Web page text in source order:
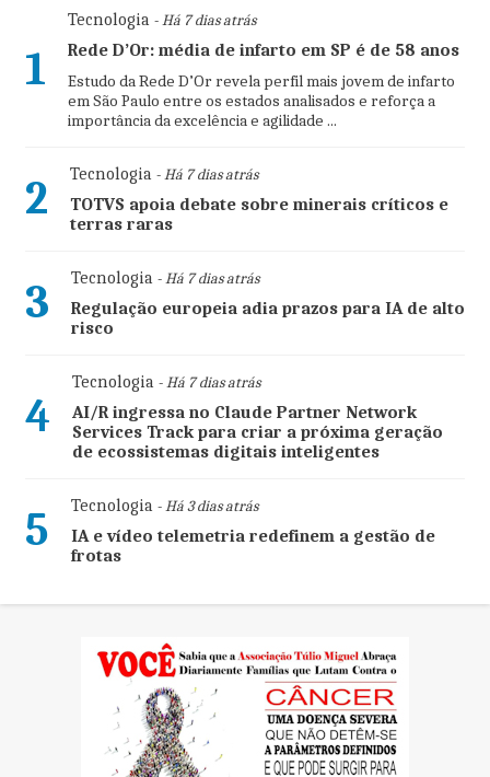
1
Tecnologia- Há 7 dias atrás
Rede D’Or: média de infarto em SP é de 58 anos
Estudo da Rede D’Or revela perfil mais jovem de infarto
em São Paulo entre os estados analisados e reforça a
importância da excelência e agilidade ...
2 Tecnologia- Há 7 dias atrás
TOTVS apoia debate sobre minerais críticos e
terras raras
3 Tecnologia- Há 7 dias atrás
Regulação europeia adia prazos para IA de alto
risco
4
Tecnologia- Há 7 dias atrás
AI/R ingressa no Claude Partner Network
Services Track para criar a próxima geração
de ecossistemas digitais inteligentes
5 Tecnologia- Há 3 dias atrás
IA e vídeo telemetria redefinem a gestão de
frotas